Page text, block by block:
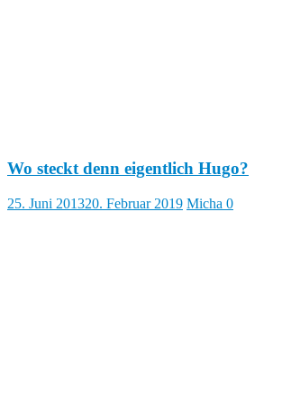
Wo steckt denn eigentlich Hugo?
25. Juni 201320. Februar 2019 Micha 0